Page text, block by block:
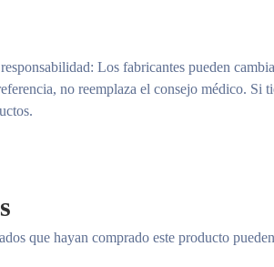
: Los fabricantes pueden
no reemplaza el consejo médico. Si
que hayan comprado este producto